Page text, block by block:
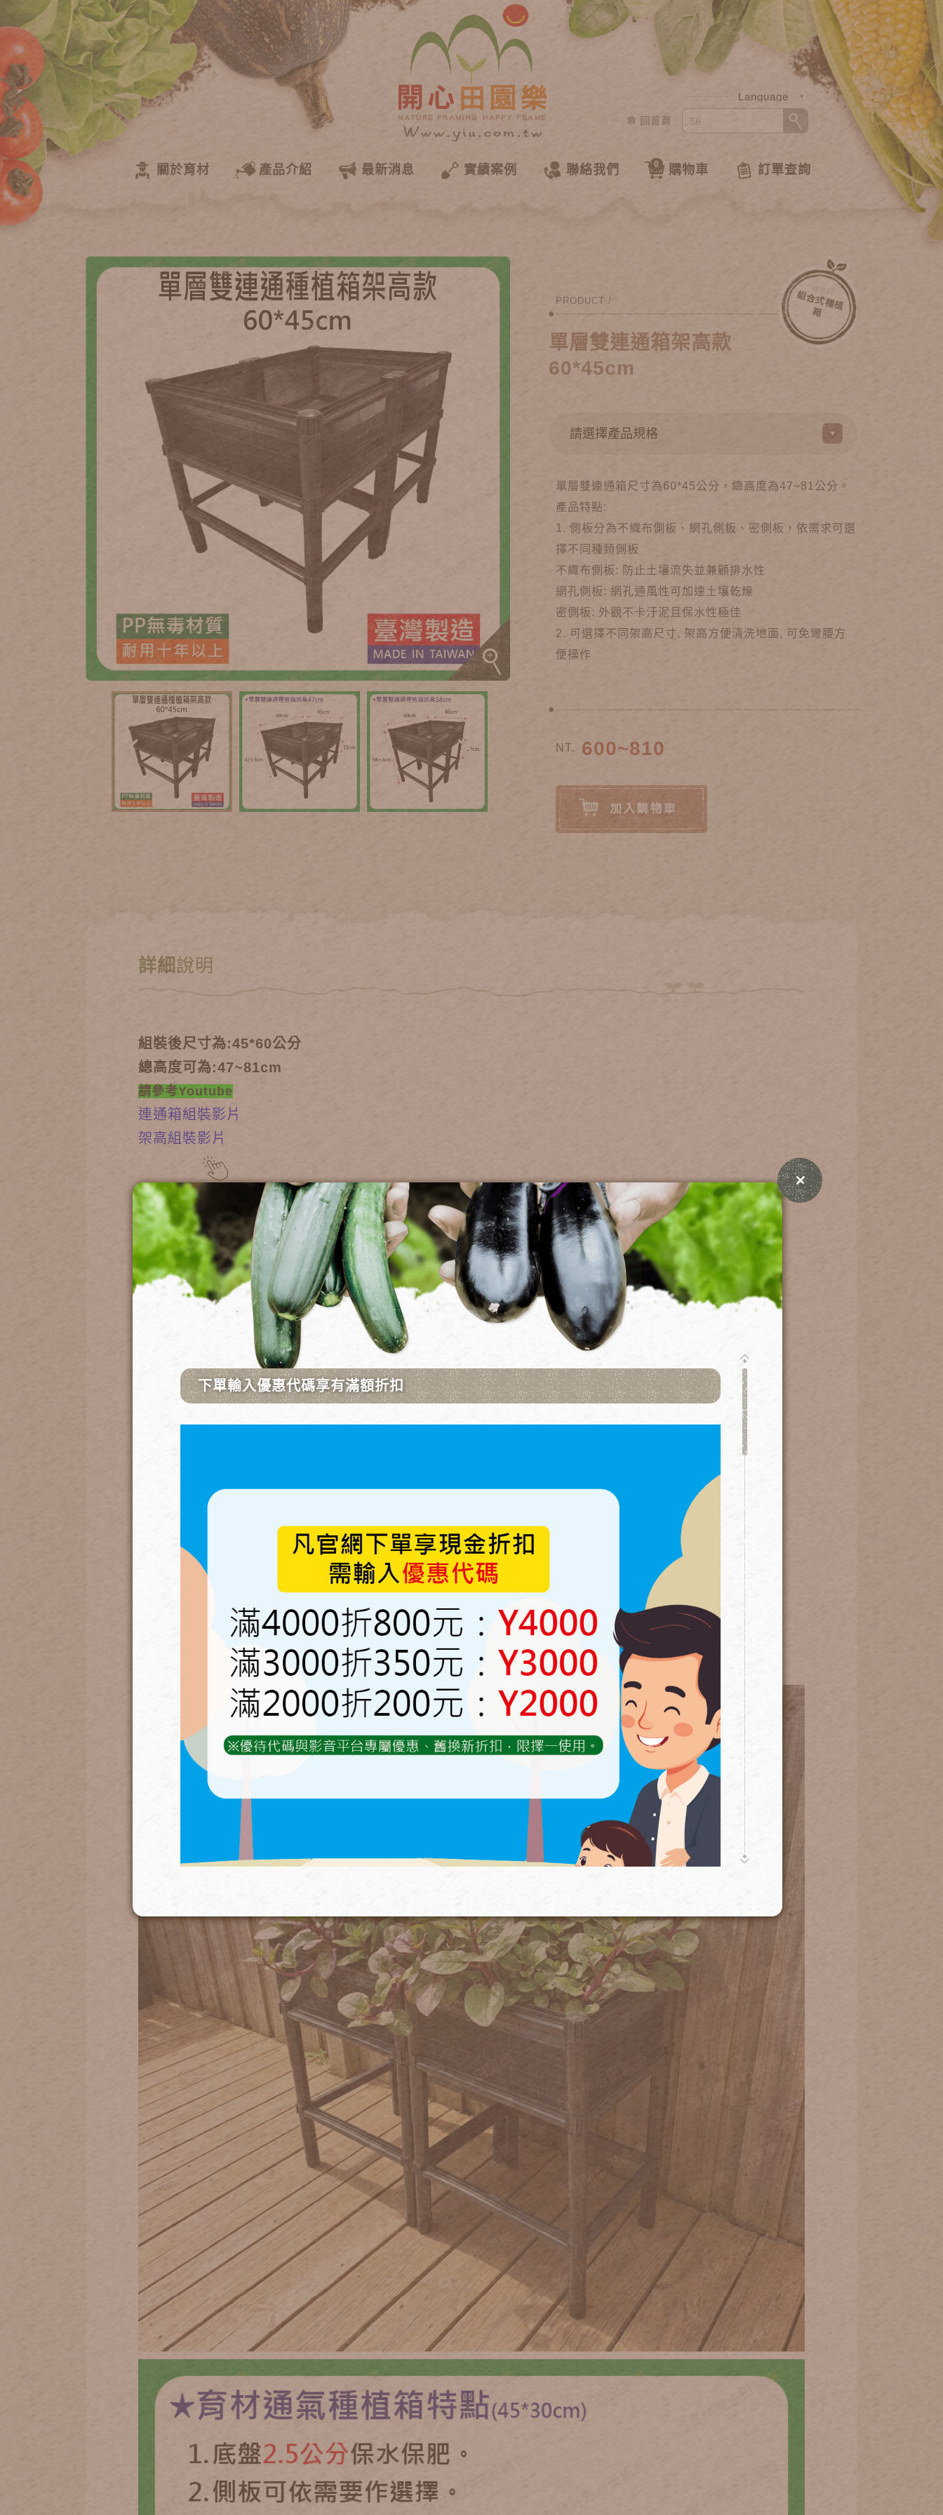
關於育材 產品介紹 最新消息 實績案例 聯絡我們 購物車
0 訂單查詢
回首頁
Language
組
合
式
種
植
箱
PRODUCT /
單層雙連通箱架高款
60*45cm
單層雙連通箱尺寸為60*45公分，總高度為47~81公分。
產品特點:
1. 側板分為不織布側板、網孔側板、密側板，依需求可選
擇不同種類側板
不織布側板: 防止土壤流失並兼顧排水性
網孔側板: 網孔通風性可加速土壤乾燥
密側板: 外觀不卡汙泥且保水性極佳
2. 可選擇不同架高尺寸, 架高方便清洗地面, 可免彎腰方
便操作
NT. 600~810
詳細說明
組裝後尺寸為:45*60公分
總高度可為:47~81cm
請參考Youtube
連通箱組裝影片
架高組裝影片
單層種植箱架高高度選擇:
**產品組裝後高度正負3公分為正常範圍**